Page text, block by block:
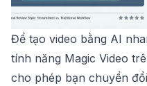
Để tạo video bằng AI
tính năng Magic Video
cho phép bạn chuyển